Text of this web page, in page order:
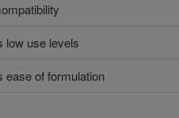
low use levels
ease of formulation